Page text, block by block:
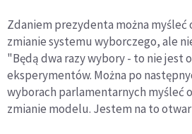
Zdaniem prezydenta można myśleć
zmianie systemu wyborczego, ale
"Będą dwa razy wybory - to nie jest
eksperymentów. Można po
wyborach parlamentarnych myśleć
zmianie modelu. Jestem na to